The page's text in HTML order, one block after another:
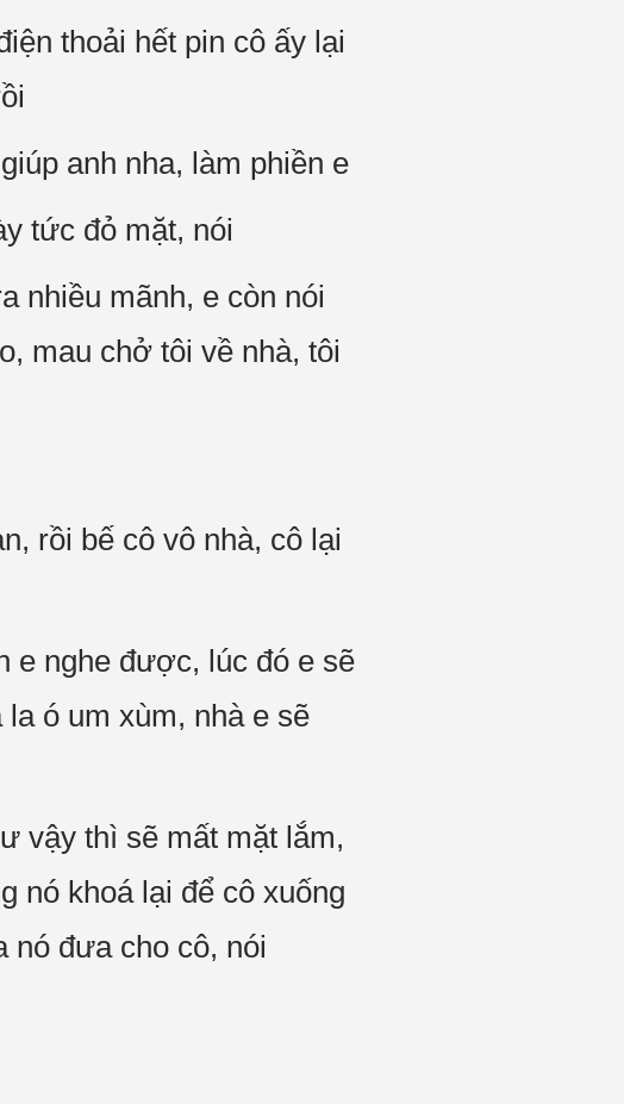
thoải hết pin cô ấy lại
anh nha, làm phiền e
tức đỏ mặt, nói
nhiều mãnh, e còn nói
mau chở tôi về nhà, tôi
rồi bế cô vô nhà, cô lại
e nghe được, lúc đó e sẽ
ó um xùm, nhà e sẽ
vậy thì sẽ mất mặt lắm,
nó khoá lại để cô xuống
nó đưa cho cô, nói